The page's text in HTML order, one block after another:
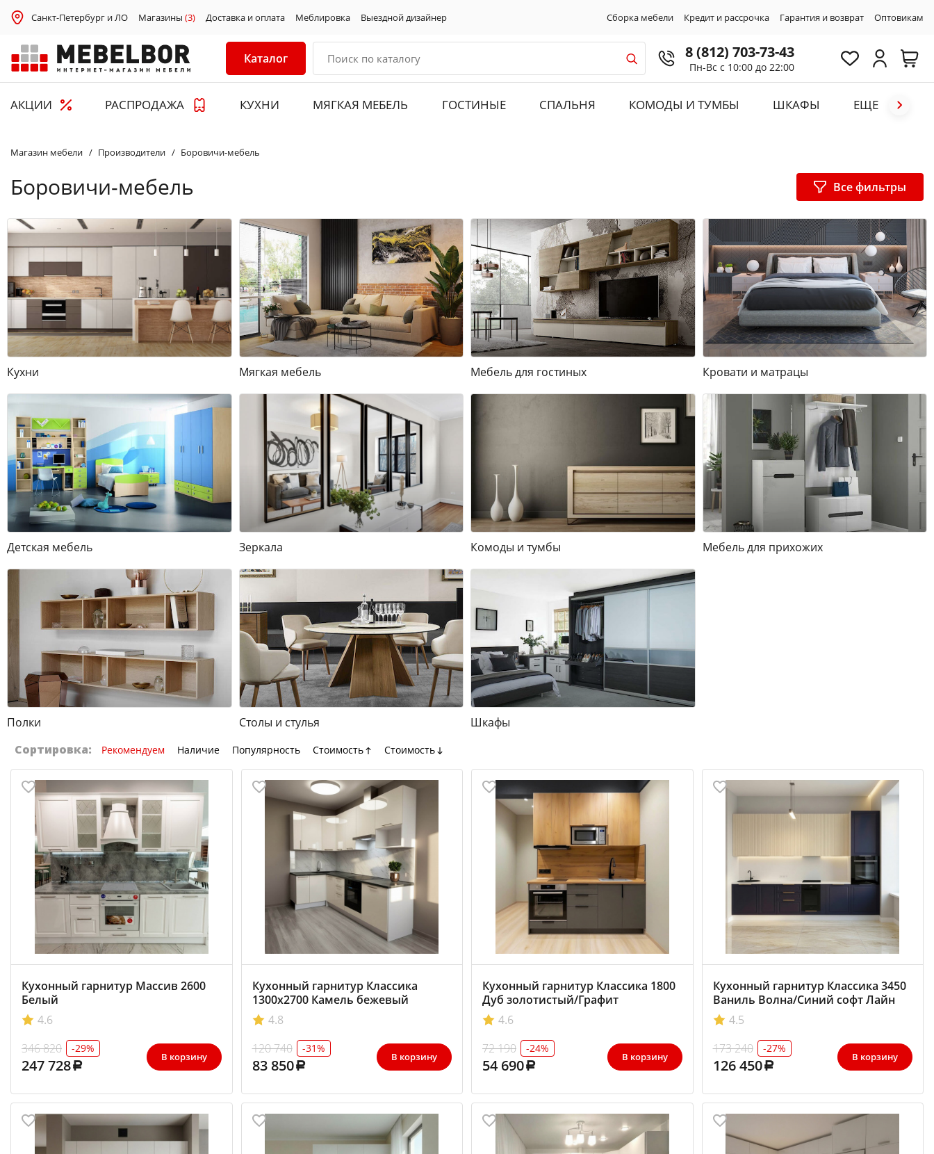
Санкт-Петербург и ЛО Магазины (3) Доставка и оплата Меблировка Выездной дизайнер Сборка мебели Кредит и рассрочка Гарантия и возврат Оптовикам
Каталог 8 (812) 703-73-43
Пн-Вс с 10:00 до 22:00
АКЦИИ РАСПРОДАЖА КУХНИ МЯГКАЯ МЕБЕЛЬ ГОСТИНЫЕ СПАЛЬНЯ КОМОДЫ И ТУМБЫ ШКАФЫ ЕЩЕ
Магазин мебели Производители Боровичи-мебель
Боровичи-мебель Все фильтры
Кухни Мягкая мебель Мебель для гостиных Кровати и матрацы
Детская мебель Зеркала Комоды и тумбы Мебель для прихожих
Полки Столы и стулья
Шкафы
Сортировка:
Рекомендуем Наличие Популярность Стоимость Стоимость
Кухонный гарнитур Массив 2600
Белый
4.6
346 820
-29%
247 728 В корзину
Кухонный гарнитур Классика
1300х2700 Камель бежевый
4.8
120 740
-31%
83 850 В корзину
Кухонный гарнитур Классика 1800
Дуб золотистый/Графит
4.6
72 190
-24%
54 690 В корзину
Кухонный гарнитур Классика 3450
Ваниль Волна/Синий софт Лайн
4.5
173 240
-27%
126 450 В корзину